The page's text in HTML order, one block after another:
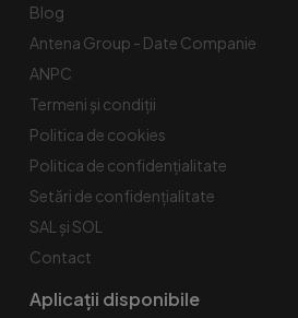
Blog
Antena Group - Date Companie
ANPC
Termeni și condiții
Politica de cookies
Politica de confidențialitate
Setări de confidențialitate
SAL și SOL
Contact
Aplicații disponibile